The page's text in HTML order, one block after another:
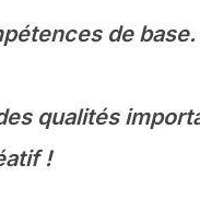
de
qualités
!